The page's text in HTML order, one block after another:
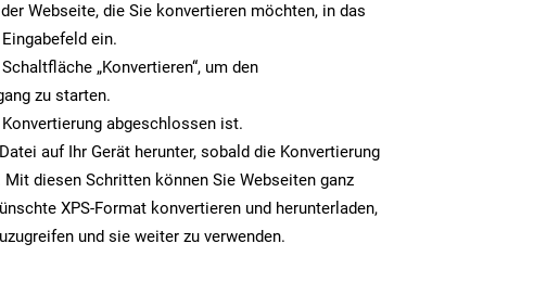
Webseite, die Sie konvertieren möchten, in das
ein.
„Konvertieren“, um den
zu starten.
abgeschlossen ist.
auf Ihr Gerät herunter, sobald die Konvertierung
diesen Schritten können Sie Webseiten ganz
XPS-Format konvertieren und herunterladen,
und sie weiter zu verwenden.